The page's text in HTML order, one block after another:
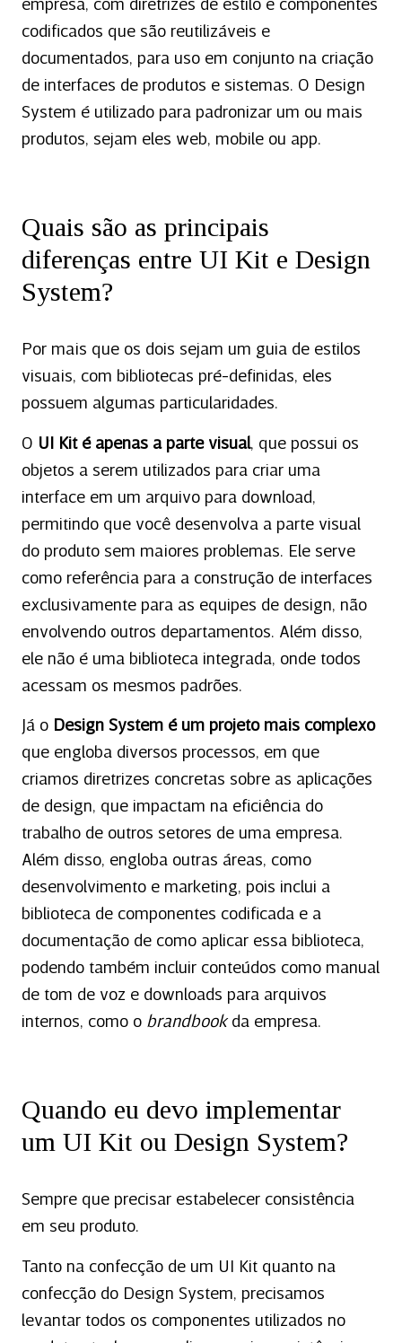
empresa, com diretrizes de estilo e componentes
codificados que são reutilizáveis e
documentados, para uso em conjunto na criação
de interfaces de produtos e sistemas. O Design
System é utilizado para padronizar um ou mais
produtos, sejam eles web, mobile ou app.
Quais são as principais
diferenças entre UI Kit e Design
System?
Por mais que os dois sejam um guia de estilos
visuais, com bibliotecas pré-definidas, eles
possuem algumas particularidades.
O UI Kit é apenas a parte visual, que possui os
objetos a serem utilizados para criar uma
interface em um arquivo para download,
permitindo que você desenvolva a parte visual
do produto sem maiores problemas. Ele serve
como referência para a construção de interfaces
exclusivamente para as equipes de design, não
envolvendo outros departamentos. Além disso,
ele não é uma biblioteca integrada, onde todos
acessam os mesmos padrões.
Já o Design System é um projeto mais complexo
que engloba diversos processos, em que
criamos diretrizes concretas sobre as aplicações
de design, que impactam na eficiência do
trabalho de outros setores de uma empresa.
Além disso, engloba outras áreas, como
desenvolvimento e marketing, pois inclui a
biblioteca de componentes codificada e a
documentação de como aplicar essa biblioteca,
podendo também incluir conteúdos como manual
de tom de voz e downloads para arquivos
internos, como o brandbookda empresa.
Quando eu devo implementar
um UI Kit ou Design System?
Sempre que precisar estabelecer consistência
em seu produto.
Tanto na confecção de um UI Kit quanto na
confecção do Design System, precisamos
levantar todos os componentes utilizados no